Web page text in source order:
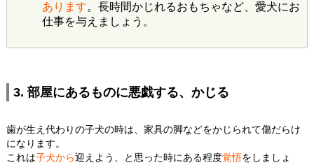
あります。長時間かじれるおもちゃなど、愛犬にお
仕事を与えましょう。
3. 部屋にあるものに悪戯する、かじる
歯が生え代わりの子犬の時は、家具の脚などをかじられて傷だらけ
になります。
これは子犬から迎えよう、と思った時にある程度覚悟をしましょ